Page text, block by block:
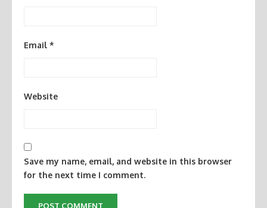
Email *
Website
Save my name, email, and website in this browser
for the next time I comment.